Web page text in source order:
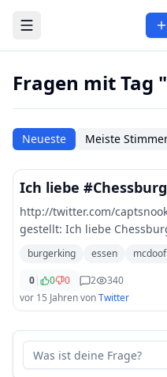
Zum Hauptinhalt springen
Fragen mit Tag
Neueste Meiste
Ich liebe
http://twitter.com/
gestellt: Ich liebe
McDonalds oder doch vom
mcdoof
burgerking essen mcdoof
0| 0 0 2
340
vor 15 JahrenvonTwitter